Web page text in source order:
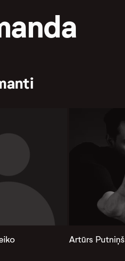
Artūrs Putniņš